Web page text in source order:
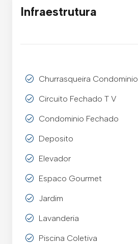
Infraestrutura
Churrasqueira Condominio
Circuito Fechado T V
Condominio Fechado
Deposito
Elevador
Espaco Gourmet
Jardim
Lavanderia
Piscina Coletiva